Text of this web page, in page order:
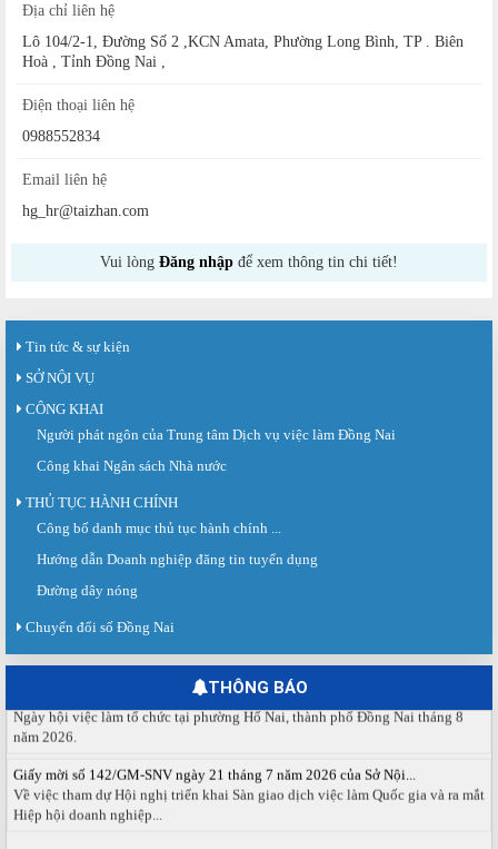
Địa chỉ liên hệ
Lô 104/2-1, Đường Số 2 ,KCN Amata, Phường Long Bình, TP . Biên
Hoà , Tỉnh Đồng Nai ,
Điện thoại liên hệ
0988552834
Email liên hệ
hg_hr@taizhan.com
Vui lòng Đăng nhập để xem thông tin chi tiết!
Tin tức & sự kiện
SỞ NỘI VỤ
CÔNG KHAI
Người phát ngôn của Trung tâm Dịch vụ việc làm Đồng Nai
Công khai Ngân sách Nhà nước
THỦ TỤC HÀNH CHÍNH
Công bố danh mục thủ tục hành chính ...
Hướng dẫn Doanh nghiệp đăng tin tuyển dụng
Đường dây nóng
Chuyển đổi số Đồng Nai
THÔNG BÁO
Sàn giao dịch việc làm lần thứ 08 năm 2026: Hơn 4.300 cơ hội...
dịch việc làm lần thứ 08...
Báo cáo số 141/BC-TTDVVL của Trung tâm Dịch vụ việc làm Đồng...
Báo cáo kết quả tổ chức Sàn giao dịch việc làm lần thứ 08/2026 ngày 03
Ngày hội việc làm phường Hố Nai tháng 8 năm 2026
năm 2026.
Về việc tham dự Hội nghị triển khai Sàn giao dịch việc làm Quốc gia và ra mắt
Hiệp hội doanh nghiệp...